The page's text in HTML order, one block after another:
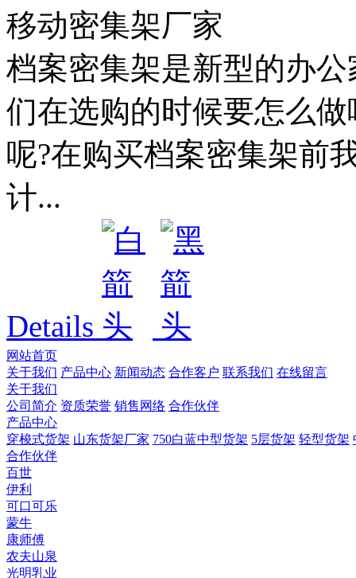
移动密集架厂家
档案密集架是新型的办
们在选购的时候要怎么
呢?在购买档案密集架前
计...
Details
网站首页
关于我们 产品中心 新闻动态 合作客户 联系我们 在线留言
关于我们
公司简介 资质荣誉 销售网络 合作伙伴
产品中心
穿梭式货架 山东货架厂家 750白蓝中型货架 5层货架 轻型货架
合作伙伴
百世
伊利
可口可乐
蒙牛
康师傅
农夫山泉
光明乳业